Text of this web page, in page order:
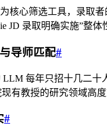
为核心筛选工具，录取
JD 录取明确实施”整
导师匹配#
LLM 每年只招十几二
有教授的研究领域高
#